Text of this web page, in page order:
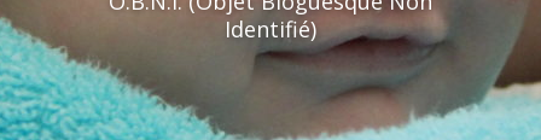
Identifié)